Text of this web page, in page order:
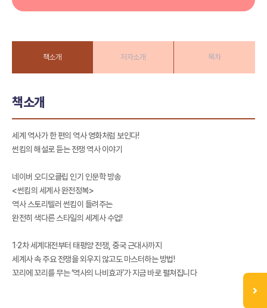
책소개 저자소개 목차
책소개
세계 역사가 한 편의 역사 영화처럼 보인다!
썬킴의 해설로 듣는 전쟁 역사 이야기
네이버 오디오클립 인기 인문학 방송
<썬킴의 세계사 완전정복>
역사 스토리텔러 썬킴이 들려주는
완전히 색다른 스타일의 세계사 수업!
1·2차 세계대전부터 태평양 전쟁, 중국 근대사까지
세계사 속 주요 전쟁을 외우지 않고도 마스터하는 방법!
꼬리에 꼬리를 무는 ‘역사의 나비효과’가 지금 바로 펼쳐집니다